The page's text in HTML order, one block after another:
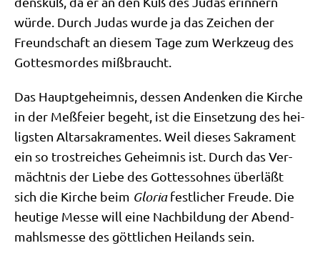
wür­de. Durch Judas wur­de ja das Zei­chen der
Freund­schaft an die­sem Tage zum Werk­zeug des
Got­tes­mor­des mißbraucht.
Das Haupt­ge­heim­nis, des­sen Andenken die Kir­che
in der Meß­fei­er begeht, ist die Ein­set­zung des hei­
lig­sten Altar­sa­kra­men­tes. Weil die­ses Sakra­ment
ein so trost­rei­ches Geheim­nis ist. Durch das Ver­
mächt­nis der Lie­be des Got­tes­soh­nes über­läßt
sich die Kir­che beim Glo­riafest­li­cher Freu­de. Die
heu­ti­ge Mes­se will eine Nach­bil­dung der Abend­
mahls­mes­se des gött­li­chen Hei­lands sein.